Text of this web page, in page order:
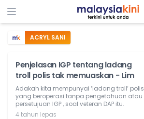
ACRYL SANI
Penjelasan IGP tentang ladang
troll polis tak memuaskan - Lim
Adakah kita mempunyai ‘ladang troll’ polis
yang beroperasi tanpa pengetahuan atau
persetujuan IGP , soal veteran DAP itu.
4 tahun lepas